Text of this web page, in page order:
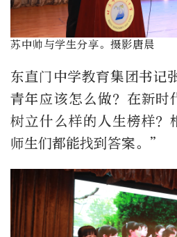
苏中帅与学生分享。摄影唐晨
东直门中学教育集团书记
青年应该怎么做？在新时
树立什么样的人生榜样？
师生们都能找到答案。”